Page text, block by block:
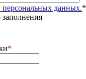
персональных данных.*
заполнения
*